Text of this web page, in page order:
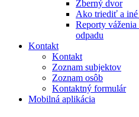
Zberný dvor
Ako triediť a
Reporty
odpadu
Kontakt
Kontakt
Zoznam subjektov
Zoznam osôb
Kontaktný formulár
Mobilná aplikácia